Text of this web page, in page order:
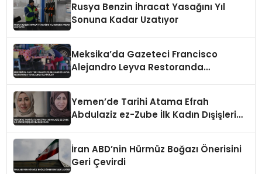
Rusya Benzin İhracat Yasağını Yıl
Sonuna Kadar Uzatıyor
Meksika’da Gazeteci Francisco
Alejandro Leyva Restoranda
Yemen’de Tarihi Atama Efrah
Abdulaziz ez-Zube İlk Kadın Dışişleri
İran ABD’nin Hürmüz Boğazı Önerisini
Geri Çevirdi